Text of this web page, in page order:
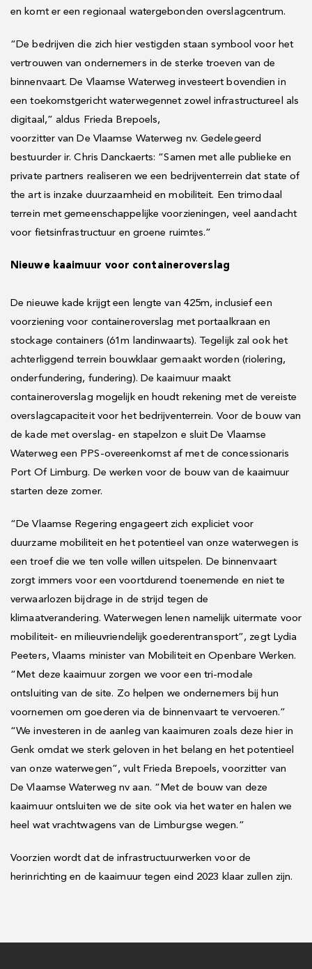
en komt er een regionaal watergebonden overslagcentrum.
“De bedrijven die zich hier vestigden staan symbool voor het
vertrouwen van ondernemers in de sterke troeven van de
binnenvaart. De Vlaamse Waterweg investeert bovendien in
een toekomstgericht waterwegennet zowel infrastructureel als
digitaal,” aldus Frieda Brepoels,
voorzitter van De Vlaamse Waterweg nv. Gedelegeerd
bestuurder ir. Chris Danckaerts: “Samen met alle publieke en
private partners realiseren we een bedrijventerrein dat state of
the art is inzake duurzaamheid en mobiliteit. Een trimodaal
terrein met gemeenschappelijke voorzieningen, veel aandacht
voor fietsinfrastructuur en groene ruimtes.”
Nieuwe kaaimuur voor containeroverslag
De nieuwe kade krijgt een lengte van 425m, inclusief een
voorziening voor containeroverslag met portaalkraan en
stockage containers (61m landinwaarts). Tegelijk zal ook het
achterliggend terrein bouwklaar gemaakt worden (riolering,
onderfundering, fundering). De kaaimuur maakt
containeroverslag mogelijk en houdt rekening met de vereiste
overslagcapaciteit voor het bedrijventerrein. Voor de bouw van
de kade met overslag- en stapelzon e sluit De Vlaamse
Waterweg een PPS-overeenkomst af met de concessionaris
Port Of Limburg. De werken voor de bouw van de kaaimuur
starten deze zomer.
“De Vlaamse Regering engageert zich expliciet voor
duurzame mobiliteit en het potentieel van onze waterwegen is
een troef die we ten volle willen uitspelen. De binnenvaart
zorgt immers voor een voortdurend toenemende en niet te
verwaarlozen bijdrage in de strijd tegen de
klimaatverandering. Waterwegen lenen namelijk uitermate voor
mobiliteit- en milieuvriendelijk goederentransport”, zegt Lydia
Peeters, Vlaams minister van Mobiliteit en Openbare Werken.
“Met deze kaaimuur zorgen we voor een tri-modale
ontsluiting van de site. Zo helpen we ondernemers bij hun
voornemen om goederen via de binnenvaart te vervoeren.”
“We investeren in de aanleg van kaaimuren zoals deze hier in
Genk omdat we sterk geloven in het belang en het potentieel
van onze waterwegen”, vult Frieda Brepoels, voorzitter van
De Vlaamse Waterweg nv aan. “Met de bouw van deze
kaaimuur ontsluiten we de site ook via het water en halen we
heel wat vrachtwagens van de Limburgse wegen.”
Voorzien wordt dat de infrastructuurwerken voor de
herinrichting en de kaaimuur tegen eind 2023 klaar zullen zijn.